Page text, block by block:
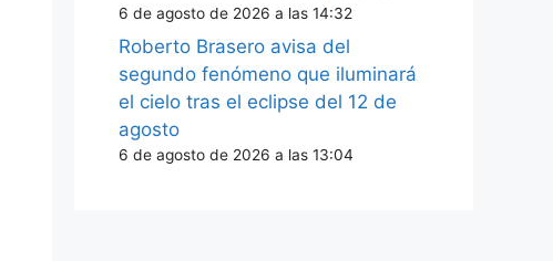
6 de agosto de 2026 a las 14:32
Roberto Brasero avisa del
segundo fenómeno que iluminará
el cielo tras el eclipse del 12 de
agosto
6 de agosto de 2026 a las 13:04